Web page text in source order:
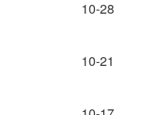
10-28
10-21